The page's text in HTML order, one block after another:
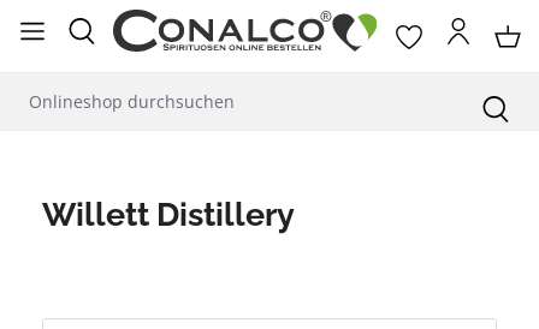
springen
Willett Distillery